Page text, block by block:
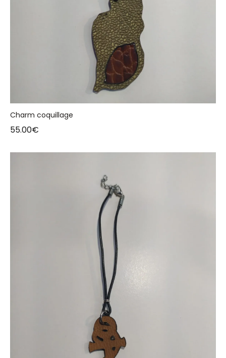
Charm coquillage
55.00€